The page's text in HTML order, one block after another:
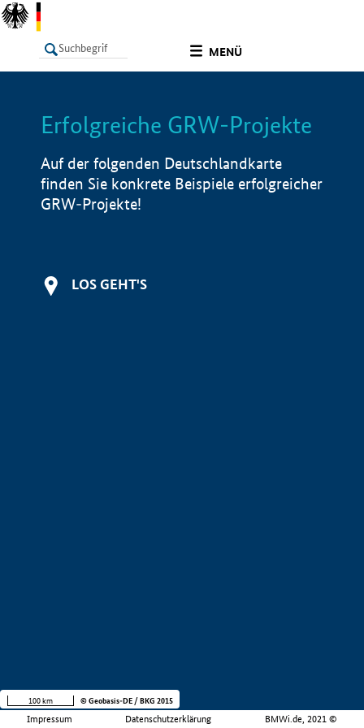
MENÜ
LISTE Info
Erfolgreiche GRW-Projekte
Auf der folgenden Deutschlandkarte
finden Sie konkrete Beispiele erfolgreicher
GRW-Projekte!
LOS GEHT'S
Impressum Datenschutzerklärung BMWi.de, 2021 ©
100 km © Geobasis-DE / BKG 2015